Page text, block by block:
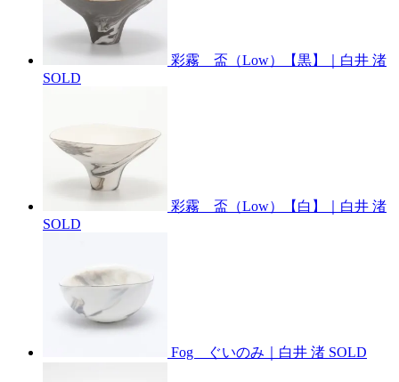
彩霧 盃（Low）【黒】｜白井 渚
SOLD
彩霧 盃（Low）【白】｜白井 渚
SOLD
Fog ぐいのみ｜白井 渚 SOLD